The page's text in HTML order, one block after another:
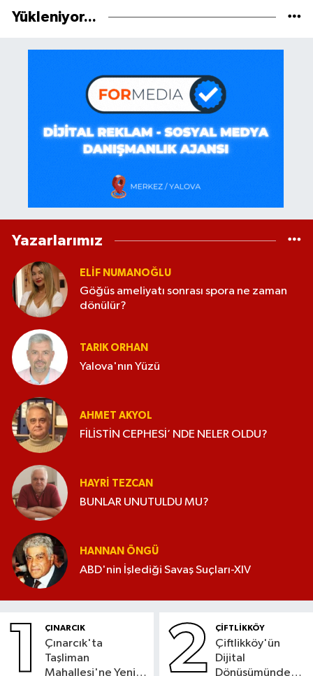
Yükleniyor...
Yazarlarımız
ELİF NUMANOĞLU
Göğüs ameliyatı sonrası spora ne zaman
dönülür?
TARIK ORHAN
Yalova'nın Yüzü
AHMET AKYOL
FİLİSTİN CEPHESİ’ NDE NELER OLDU?
HAYRI TEZCAN
BUNLAR UNUTULDU MU?
HANNAN ÖNGÜ
ABD'nin İşlediği Savaş Suçları-XIV
1 ÇINARCIK
Çınarcık'ta
Taşliman
Mahallesi'ne Yeni
2 ÇİFTLİKKÖY
Çiftlikköy'ün
Dijital
Dönüşümünde